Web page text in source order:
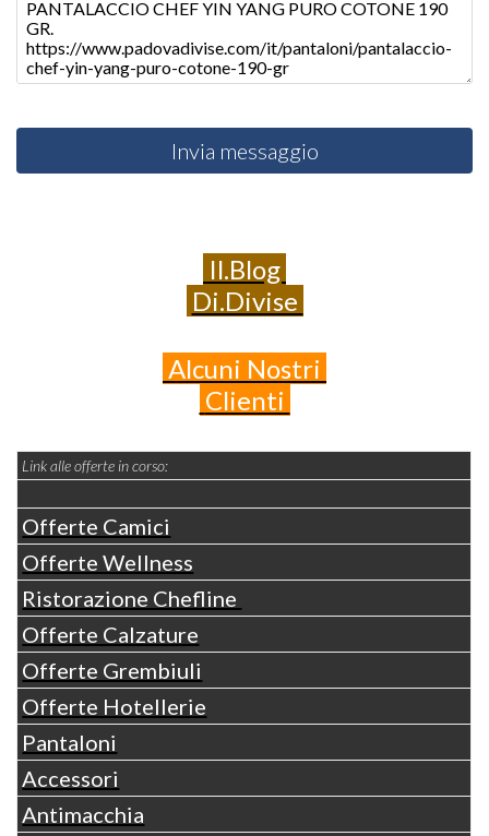
Invia messaggio
Il.Blog
Di.Divise
Alcuni Nostri
Clienti
Link alle offerte in corso:
Offerte Camici
Offerte Wellness
Ristorazione Chefline
Offerte Calzature
Offerte Grembiuli
Offerte Hotellerie
Pantaloni
Accessori
Antimacchia